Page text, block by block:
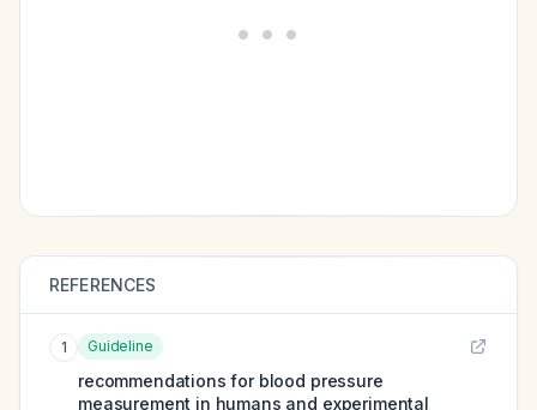
REFERENCES
1 Guideline
recommendations for blood pressure
measurement in humans and experimental